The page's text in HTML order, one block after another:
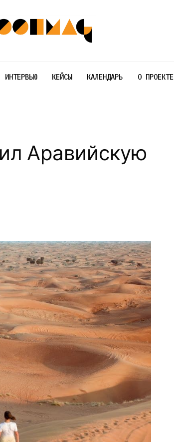
ИНТЕРВЬЮ КЕЙСЫ КАЛЕНДАРЬ О ПРОЕКТЕ
Аравийскую